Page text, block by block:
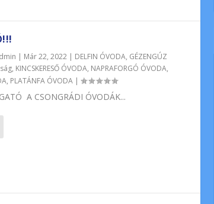
| Már 22, 2022| DELFIN ÓVODA, GÉZENGÚZ
, KINCSKERESŐ ÓVODA, NAPRAFORGÓ ÓVODA,
, PLATÁNFA ÓVODA|
A CSONGRÁDI ÓVODÁK...